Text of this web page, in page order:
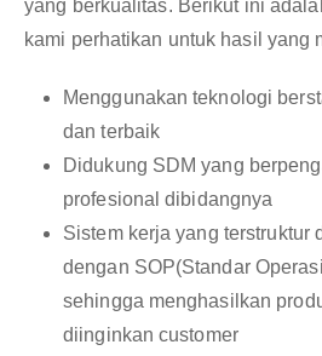
yang berkualitas. Berikut ini
kami perhatikan untuk hasil yang
Menggunakan teknologi
dan terbaik
Didukung SDM yang
profesional dibidangnya
Sistem kerja yang terstruktur
dengan SOP(Standar
sehingga menghasilkan
diinginkan customer